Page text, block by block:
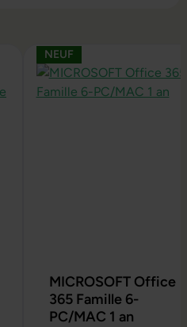
NEUF
MICROSOFT Office
365 Famille 6-
PC/MAC 1 an